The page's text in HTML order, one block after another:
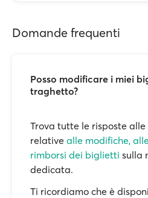
Domande frequenti
Posso modificare i miei
traghetto?
Trova tutte le risposte
relative alle modifiche,
rimborsi dei biglietti sulla
dedicata.
Ti ricordiamo che è